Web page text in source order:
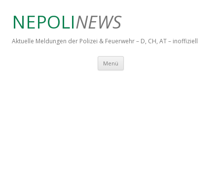
NEPOLINEWS
Aktuelle Meldungen der Polizei & Feuerwehr – D, CH, AT – inoffiziell
Menü Springe zum Inhalt